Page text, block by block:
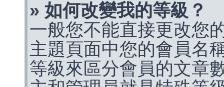
» 如何改變我的等級？
一般您不能直接更改您
主題頁面中您的會員名
等級來區分會員的文章